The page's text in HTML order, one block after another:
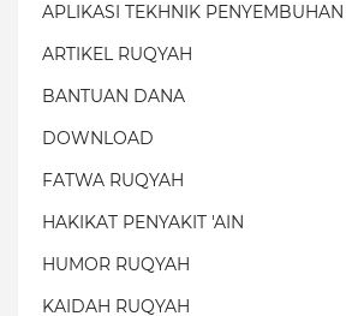
APLIKASI TEKHNIK PENYEMBUHAN
ARTIKEL RUQYAH
BANTUAN DANA
DOWNLOAD
FATWA RUQYAH
HAKIKAT PENYAKIT 'AIN
HUMOR RUQYAH
KAIDAH RUQYAH